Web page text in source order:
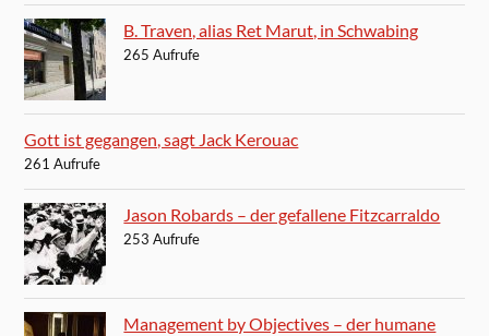
B. Traven, alias Ret Marut, in Schwabing
265 Aufrufe
Gott ist gegangen, sagt Jack Kerouac
261 Aufrufe
Jason Robards – der gefallene Fitzcarraldo
253 Aufrufe
Management by Objectives – der humane